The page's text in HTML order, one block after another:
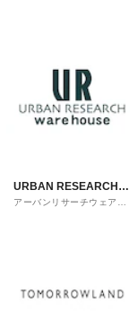
URBAN RESEARCH
ware house
アーバンリサーチウェアハ